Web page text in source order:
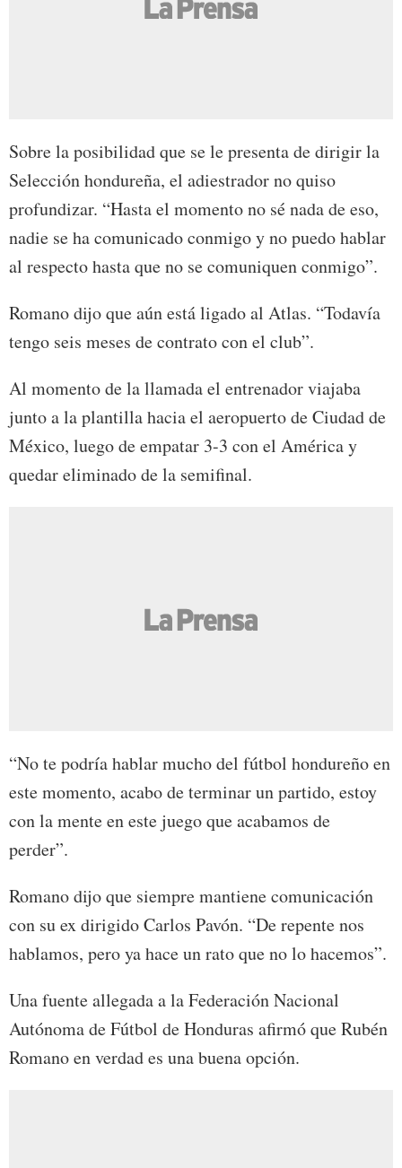
Sobre la posibilidad que se le presenta de dirigir la
Selección hondureña, el adiestrador no quiso
profundizar. “Hasta el momento no sé nada de eso,
nadie se ha comunicado conmigo y no puedo hablar
al respecto hasta que no se comuniquen conmigo”.
Romano dijo que aún está ligado al Atlas. “Todavía
tengo seis meses de contrato con el club”.
Al momento de la llamada el entrenador viajaba
junto a la plantilla hacia el aeropuerto de Ciudad de
México, luego de empatar 3-3 con el América y
quedar eliminado de la semifinal.
“No te podría hablar mucho del fútbol hondureño en
este momento, acabo de terminar un partido, estoy
con la mente en este juego que acabamos de
perder”.
Romano dijo que siempre mantiene comunicación
con su ex dirigido Carlos Pavón. “De repente nos
hablamos, pero ya hace un rato que no lo hacemos”.
Una fuente allegada a la Federación Nacional
Autónoma de Fútbol de Honduras afirmó que Rubén
Romano en verdad es una buena opción.